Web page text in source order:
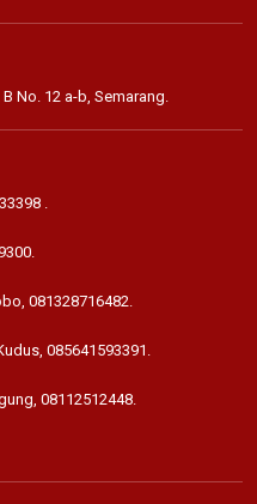
No. 12 a-b, Semarang.
081328716482
085641593391
08112512448